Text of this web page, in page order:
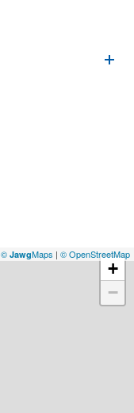
+
−
© JawgMaps | © OpenStreetMap